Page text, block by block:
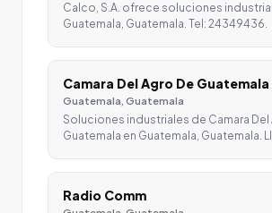
Calco, S.A. ofrece soluciones
Guatemala, Guatemala. Tel: 24349436.
Camara Del Agro De Guatemala
Guatemala, Guatemala
Soluciones industriales de Camara Del
Guatemala en Guatemala, Guatemala.
Radio Comm